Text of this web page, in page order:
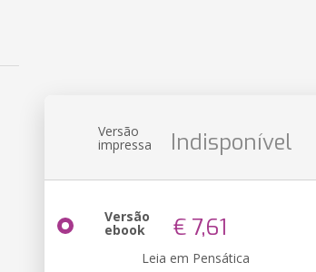
Versão
impressa Indisponível
Versão
ebook € 7,61
Leia em Pensática